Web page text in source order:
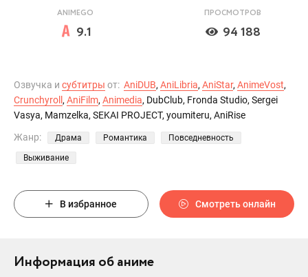
ANIMEGO
9.1
ПРОСМОТРОВ
94 188
Озвучка и субтитры от: AniDUB, AniLibria, AniStar, AnimeVost,
Crunchyroll , AniFilm, Animedia, DubClub, Fronda Studio, Sergei
Vasya, Mamzelka, SEKAI PROJECT, youmiteru, AniRise
Жанр:
Драма Романтика Повседневность
Выживание
В избранное Смотреть онлайн
Информация об аниме